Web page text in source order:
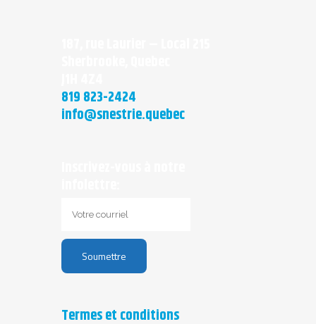
819 823-2424
info@snestrie.quebec
Termes et conditions